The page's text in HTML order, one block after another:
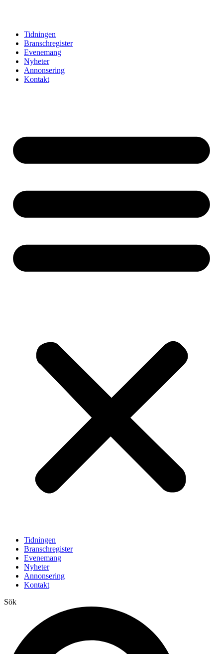
Tidningen
Branschregister
Evenemang
Nyheter
Annonsering
Kontakt
Tidningen
Branschregister
Evenemang
Nyheter
Annonsering
Kontakt
Sök